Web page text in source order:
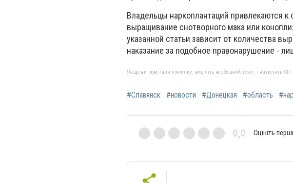
Владельцы наркоплантаций привлекаются к
выращивание снотворного мака или
указанной статьи зависит от количества
наказание за подобное правонарушение -
Якщо ви помітили помилку, виділіть необхідний текст і натисніть
#Славянск #новости #Донецкая #область
0,0 Оцініть